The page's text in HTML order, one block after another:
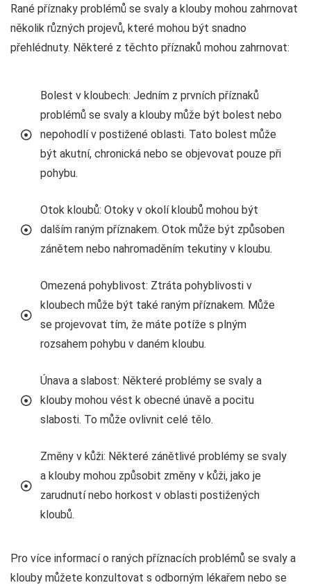
Rané příznaky problémů se svaly a klouby mohou zahrnovat
několik různých projevů, které mohou být snadno
přehlédnuty. Některé z těchto příznaků mohou zahrnovat:
Bolest v kloubech: Jedním z prvních příznaků
problémů se svaly a klouby může být bolest nebo
nepohodlí v postižené oblasti. Tato bolest může
být akutní, chronická nebo se objevovat pouze při
pohybu.
Otok kloubů: Otoky v okolí kloubů mohou být
dalším raným příznakem. Otok může být způsoben
zánětem nebo nahromaděním tekutiny v kloubu.
Omezená pohyblivost: Ztráta pohyblivosti v
kloubech může být také raným příznakem. Může
se projevovat tím, že máte potíže s plným
rozsahem pohybu v daném kloubu.
Únava a slabost: Některé problémy se svaly a
klouby mohou vést k obecné únavě a pocitu
slabosti. To může ovlivnit celé tělo.
Změny v kůži: Některé zánětlivé problémy se svaly
a klouby mohou způsobit změny v kůži, jako je
zarudnutí nebo horkost v oblasti postižených
kloubů.
Pro více informací o raných příznacích problémů se svaly a
klouby můžete konzultovat s odborným lékařem nebo se